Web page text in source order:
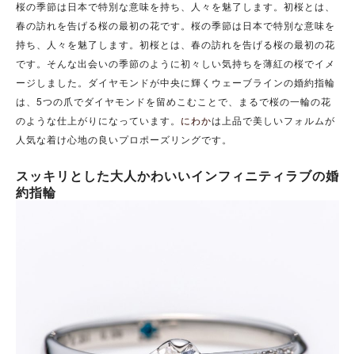
桜の季節は日本で特別な意味を持ち、人々を魅了します。初桜とは、
春の訪れを告げる桜の最初の花です。桜の季節は日本で特別な意味を
持ち、人々を魅了します。初桜とは、春の訪れを告げる桜の最初の花
です。そんな出会いの季節のように初々しい気持ちを薄紅の桜でイメ
ージしました。ダイヤモンドが中央に輝くウェーブラインの婚約指輪
は、5つの爪でダイヤモンドを留めこむことで、まるで桜の一輪の花
のような仕上がりになっています。 にわかは上品で美しいフォルムが
人気な着け心地の良いプロポーズリングです。
スッキリとした大人かわいいインフィニティラブの婚
約指輪